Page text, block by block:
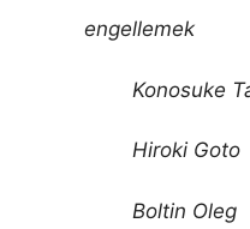
engellemek
Konosuke
Hiroki Goto
Boltin Oleg